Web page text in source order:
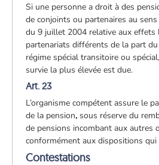
Si une personne a droit à des
de conjoints ou partenaires au
du 9 juillet 2004 relative aux effets
partenariats différents de la part
régime spécial transitoire ou
survie la plus élevée est due.
Art. 23
L’organisme compétent assure le
de la pension, sous réserve du
de pensions incombant aux autres
conformément aux dispositions qui
Contestations